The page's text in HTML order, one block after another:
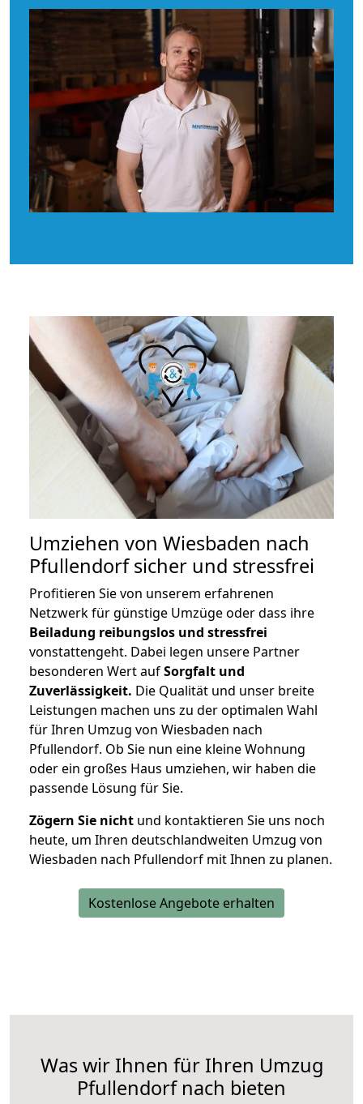
Umziehen von Wiesbaden nach
Pfullendorfsicher und stressfrei
Profitieren Sie von unserem erfahrenen
Netzwerk für günstige Umzüge oder dass ihre
Beiladung reibungslos und stressfrei
vonstattengeht. Dabei legen unsere Partner
besonderen Wert aufSorgfalt und
Zuverlässigkeit. Die Qualität und unser breite
Leistungen machen uns zu der optimalen Wahl
für Ihren Umzug von Wiesbaden nach
Pfullendorf. Ob Sie nun eine kleine Wohnung
oder ein großes Haus umziehen, wir haben die
passende Lösung für Sie.
Zögern Sie nicht und kontaktieren Sie uns noch
heute, um Ihren deutschlandweiten Umzug von
Wiesbaden nach Pfullendorf mit Ihnen zu planen.
Kostenlose Angebote erhalten
Was wir Ihnen für Ihren Umzug
Pfullendorf nach bieten